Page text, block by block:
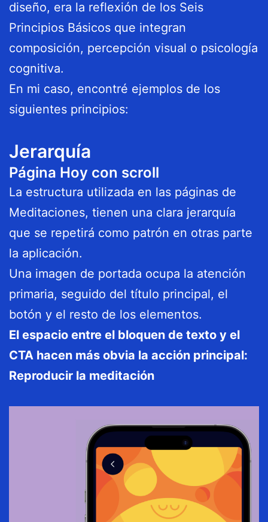
diseño, era la reflexión de los Seis
Principios Básicos que integran
composición, percepción visual o psicología
cognitiva.
En mi caso, encontré ejemplos de los
siguientes principios:
Jerarquía
Página Hoy con scroll
La estructura utilizada en las páginas de
Meditaciones, tienen una clara jerarquía
que se repetirá como patrón en otras parte
la aplicación.
Una imagen de portada ocupa la atención
primaria, seguido del título principal, el
botón y el resto de los elementos.
El espacio entre el bloquen de texto y el
CTA hacen más obvia la acción principal:
Reproducir la meditación